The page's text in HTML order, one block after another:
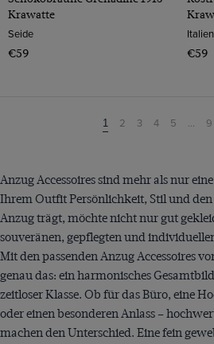
Krawatte
Seide
€59
€59
You're
on
1 2 3 4 5 ... 9
Anzug Accessoires sind mehr als nur
Ihrem Outfit Persönlichkeit, Stil und
Anzug trägt, möchte nicht nur gut
souveränen, gepflegten und
Mit den passenden Anzug Accessoires
genau das: ein harmonisches
zeitloser Klasse. Ob für das Büro, eine
oder einen besonderen Anlass –
machen den Unterschied. Eine fein